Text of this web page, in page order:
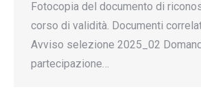
Fotocopia del documento di
corso di validità. Documenti
Avviso selezione 2025_02
partecipazione…